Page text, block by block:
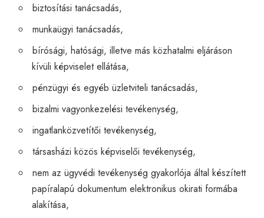
biztosítási tanácsadás,
munkaügyi tanácsadás,
bírósági, hatósági, illetve más közhatalmi eljáráson
kívüli képviselet ellátása,
pénzügyi és egyéb üzletviteli tanácsadás,
bizalmi vagyonkezelési tevékenység,
ingatlanközvetítői tevékenység,
társasházi közös képviselői tevékenység,
nem az ügyvédi tevékenység gyakorlója által készített
papíralapú dokumentum elektronikus okirati formába
alakítása,